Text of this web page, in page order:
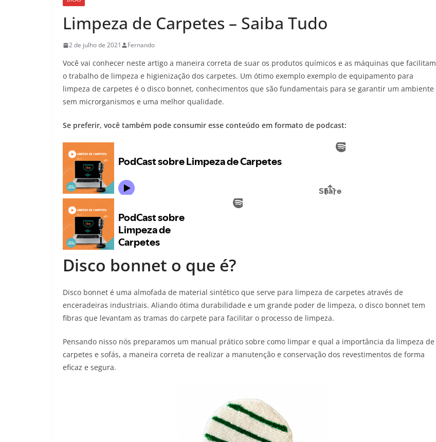
Limpeza de Carpetes – Saiba Tudo
2 de julho de 2021 Fernando
Você vai conhecer neste artigo a maneira correta de suar os produtos químicos e as máquinas que facilitam
o trabalho de limpeza e higienização dos carpetes. Um ótimo exemplo exemplo de equipamento para
limpeza de carpetes é o disco bonnet, conhecimentos que são fundamentais para se garantir um ambiente
sem microrganismos e uma melhor qualidade.
Se preferir, você também pode consumir esse conteúdo em formato de podcast:
Disco bonnet o que é?
Disco bonnet é uma almofada de material sintético que serve para limpeza de carpetes através de
enceradeiras industriais. Aliando ótima durabilidade e um grande poder de limpeza, o disco bonnet tem
fibras que levantam as tramas do carpete para facilitar o processo de limpeza.
Pensando nisso nós preparamos um manual prático sobre como limpar e qual a importância da limpeza de
carpetes e sofás, a maneira correta de realizar a manutenção e conservação dos revestimentos de forma
eficaz e segura.